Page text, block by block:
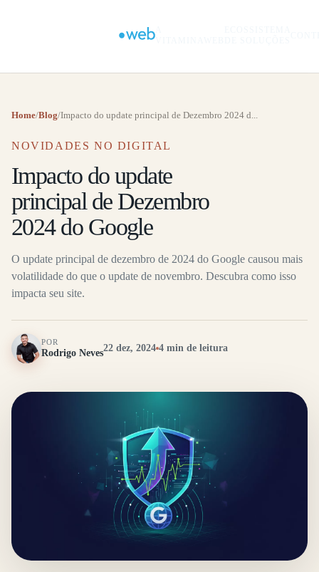
Home/Blog/Impacto do update principal de Dezembro 2024 d...
NOVIDADES NO DIGITAL
Impacto do update
principal de Dezembro
2024 do Google
O update principal de dezembro de 2024 do Google causou mais
volatilidade do que o update de novembro. Descubra como isso
impacta seu site.
POR
Rodrigo Neves22 dez, 2024 4 min de leitura